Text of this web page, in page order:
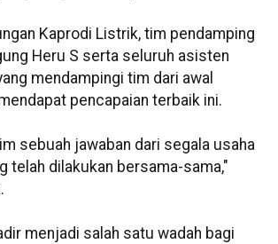
Kaprodi Listrik, tim pendamping
Heru S serta seluruh asisten
mendampingi tim dari awal
pencapaian terbaik ini.
sebuah jawaban dari segala usaha
telah dilakukan bersama-sama,"
menjadi salah satu wadah bagi